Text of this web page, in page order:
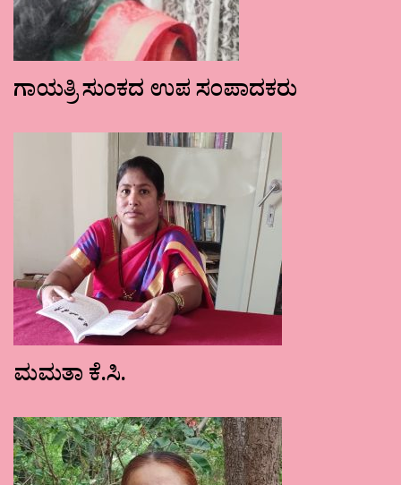
ಗಾಯತ್ರಿ ಸುಂಕದ ಉಪ ಸಂಪಾದಕರು
ಮಮತಾ ಕೆ.ಸಿ.